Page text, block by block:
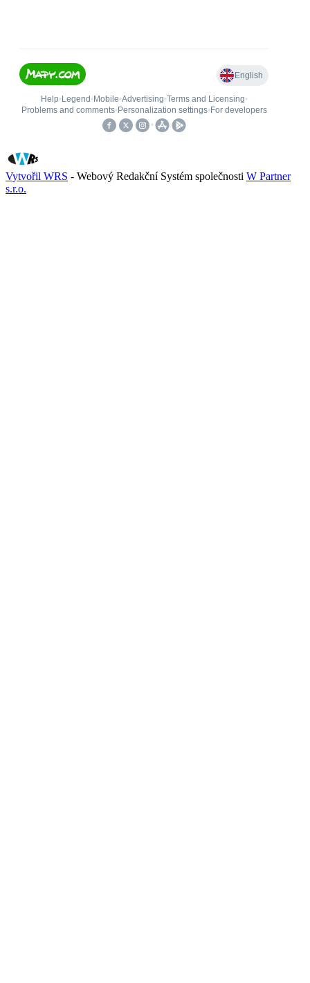
Vytvořil WRS - Webový Redakční Systém společnosti W Partner
s.r.o.